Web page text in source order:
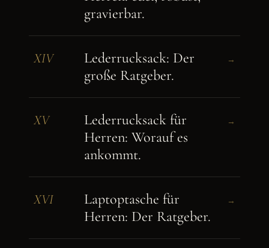
gravierbar.
XIV
Lederrucksack: Der
große Ratgeber.
→
XV
Lederrucksack für
Herren: Worauf es
ankommt.
→
XVI
Laptoptasche für
Herren: Der Ratgeber.
→